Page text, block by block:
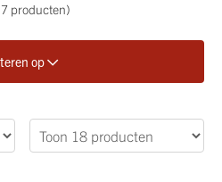
producten)
op